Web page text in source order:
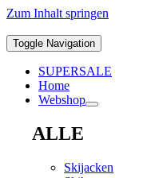
Zum Inhalt springen
Toggle Navigation
SUPERSALE
Home
Webshop
ALLE
Skijacken